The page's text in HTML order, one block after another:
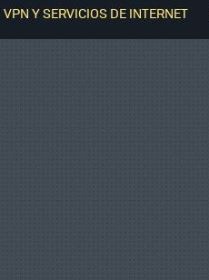
VPN Y SERVICIOS DE INTERNET